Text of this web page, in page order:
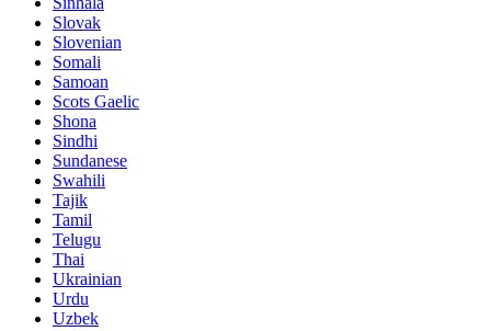
Slovak
Slovenian
Somali
Samoan
Scots Gaelic
Shona
Sindhi
Sundanese
Swahili
Tajik
Tamil
Telugu
Thai
Ukrainian
Urdu
Uzbek